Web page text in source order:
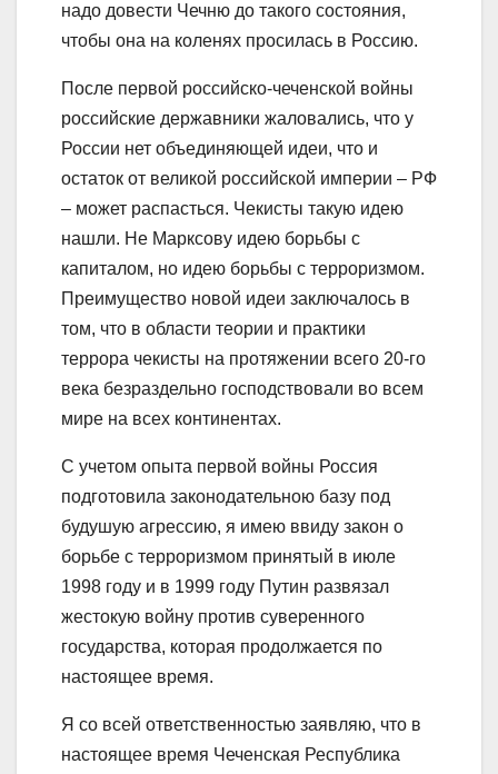
надо довести Чечню до такого состояния,
чтобы она на коленях просилась в Россию.
После первой российско-чеченской войны
российские державники жаловались, что y
России нет объединяющей идеи, что и
остаток от великой российской империи – РФ
– может распасться. Чекисты такую идею
нашли. Не Марксову идею борьбы с
капиталом, но идею борьбы с терроризмом.
Преимущество новой идеи заключалось в
том, что в области теории и практики
террора чекисты на протяжении всего 20-го
века безраздельно господствовали во всем
мире на всех континентах.
С yчeтoм опытa пeрвoй вoйны Россия
подготовила законодательною базу под
будушую агрессию, я имею ввиду закон о
борьбе с терроризмом принятый в июле
1998 году и в 1999 году Путин развязал
жестокую войну против суверенного
государства, которая продолжается по
настоящее время.
Я со всей ответственностью заявляю, что в
настоящее время Чеченскaя Республикa